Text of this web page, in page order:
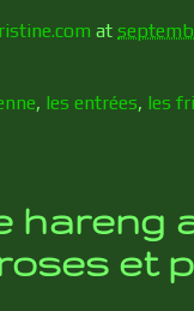
at
, les entrées, les
hareng
et